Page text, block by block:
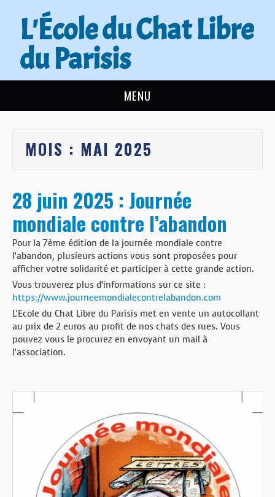
L'École du Chat Libre
du Parisis
MENU
ACTUALITÉS
ADOPTER
NOUS AIDER
CONTACT
BOUTIQUE
FORUM
MOIS : MAI 2025
28 juin 2025 : Journée
mondiale contre l’abandon
Pour la 7ème édition de la journée mondiale contre
l’abandon, plusieurs actions vous sont proposées pour
afficher votre solidarité et participer à cette grande action.
Vous trouverez plus d’informations sur ce site :
https://www.journeemondialecontrelabandon.com
L’Ecole du Chat Libre du Parisis met en vente un autocollant
au prix de 2 euros au profit de nos chats des rues. Vous
pouvez vous le procurez en envoyant un mail à
l’association.